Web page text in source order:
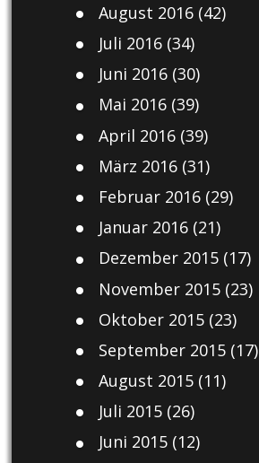
August 2016(42)
Juli 2016(34)
Juni 2016(30)
Mai 2016(39)
April 2016(39)
März 2016(31)
Februar 2016(29)
Januar 2016(21)
Dezember 2015(17)
November 2015(23)
Oktober 2015(23)
September 2015(17)
August 2015(11)
Juli 2015(26)
Juni 2015(12)